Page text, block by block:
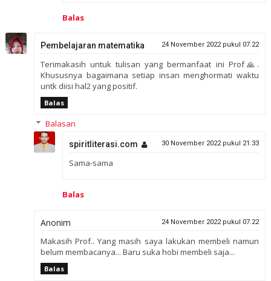
Balas
Pembelajaran matematika 24 November 2022 pukul 07.22
Terimakasih untuk tulisan yang bermanfaat ini Prof🙏.
Khususnya bagaimana setiap insan menghormati waktu
untk diisi hal2 yang positif.
Balas
Balasan
spiritliterasi.com 30 November 2022 pukul 21.33
Sama-sama
Balas
Anonim 24 November 2022 pukul 07.22
Makasih Prof.. Yang masih saya lakukan membeli namun
belum membacanya... Baru suka hobi membeli saja...
Balas